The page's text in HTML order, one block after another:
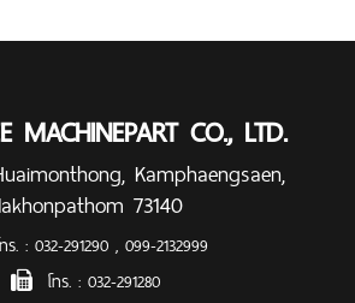
MACHINEPART CO., LTD.
Kamphaengsaen,
73140
ร. : 032-291290 , 099-2132999
โทร. : 032-291280